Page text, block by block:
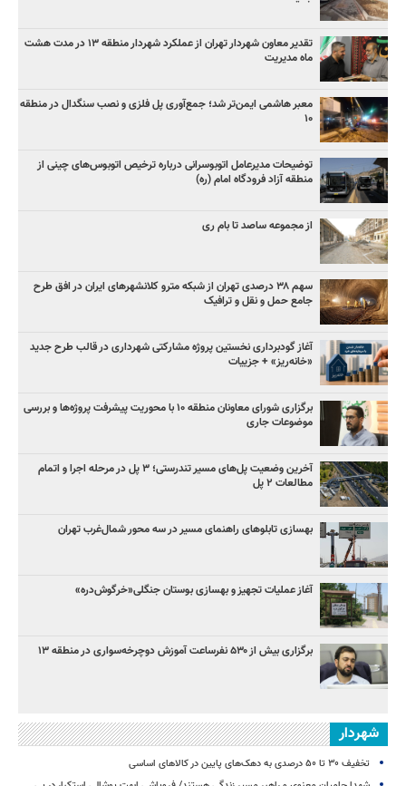
تقدیر معاون شهردار تهران از عملکرد شهردار منطقه ۱۳ در مدت هشت
ماه مدیریت
معبر هاشمی ایمن‌تر شد؛ جمع‌آوری پل فلزی و نصب سنگدال در منطقه
۱۰
توضیحات مدیرعامل اتوبوسرانی درباره ترخیص اتوبوس‌های چینی از
منطقه آزاد فرودگاه امام (ره)
از مجموعه ساصد تا بام ری
سهم ۳۸ درصدی تهران از شبکه مترو کلانشهرهای ایران در افق طرح
جامع حمل و نقل و ترافیک
آغاز گودبرداری نخستین پروژه مشارکتی شهرداری در قالب طرح جدید
«خانه‌ریز» + جزییات
برگزاری شورای معاونان منطقه ۱۰ با محوریت پیشرفت پروژه‌ها و بررسی
موضوعات جاری
آخرین وضعیت پل‌های مسیر تندرستی؛ ۳ پل در مرحله اجرا و اتمام
مطالعات ۲ پل
بهسازی تابلوهای راهنمای مسیر در سه محور شمال‌غرب تهران
آغاز عملیات تجهیز و بهسازی بوستان جنگلی«خرگوش‌دره»
برگزاری بیش از ۵۳۰ نفرساعت آموزش دوچرخه‌سواری در منطقه ۱۳
شهردار
تخفیف ۳۰ تا ۵۰ درصدی به دهک‌های پایین در کالاهای اساسی